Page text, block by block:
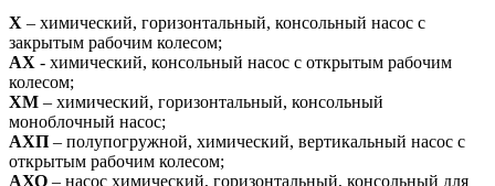
Х – химический, горизонтальный, консольный насос с
закрытым рабочим колесом;
АХ - химический, консольный насос с открытым рабочим
колесом;
ХМ – химический, горизонтальный, консольный
моноблочный насос;
АХП – полупогружной, химический, вертикальный насос с
открытым рабочим колесом;
АХО – насос химический, горизонтальный, консольный для